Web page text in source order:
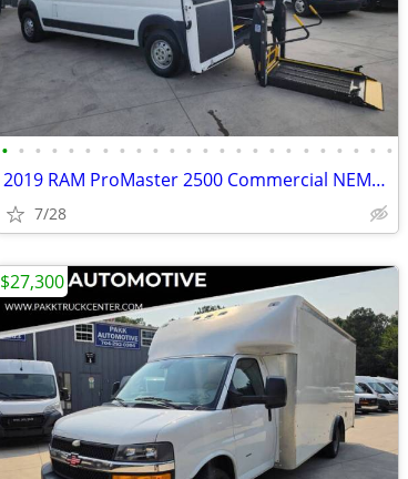
• • • • • • • • • • • • • • • • • • • • • • • •
2019 RAM ProMaster 2500 Commercial NEMT Wheelchair Gurney Van w/ Lift
7/28
$27,300